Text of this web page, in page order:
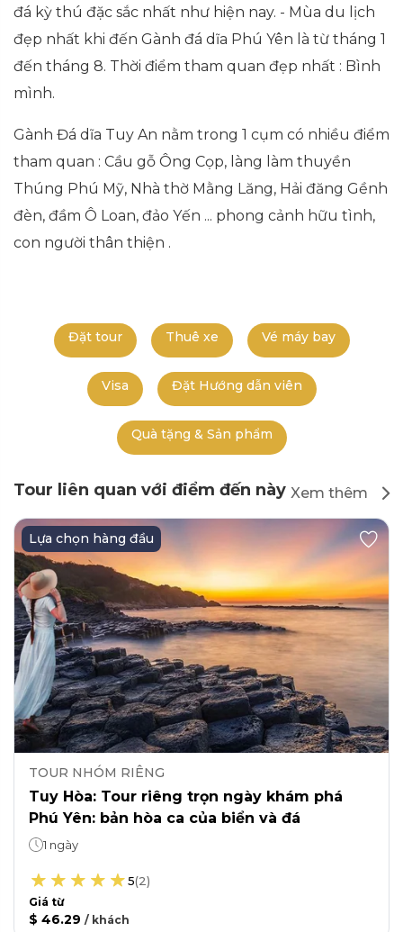
đá kỳ thú đặc sắc nhất như hiện nay. - Mùa du lịch
đẹp nhất khi đến Gành đá dĩa Phú Yên là từ tháng 1
đến tháng 8. Thời điểm tham quan đẹp nhất : Bình
mình.
Gành Đá dĩa Tuy An nằm trong 1 cụm có nhiều điểm
tham quan : Cầu gỗ Ông Cọp, làng làm thuyền
Thúng Phú Mỹ, Nhà thờ Mằng Lăng, Hải đăng Gềnh
đèn, đầm Ô Loan, đảo Yến ... phong cảnh hữu tình,
con người thân thiện .
Đặt tour Thuê xe Vé máy bay
Visa Đặt Hướng dẫn viên
Quà tặng & Sản phẩm
Tour liên quan với điểm đến này Xem thêm
Lựa chọn hàng đầu
TOUR NHÓM RIÊNG
Tuy Hòa: Tour riêng trọn ngày khám phá
Phú Yên: bản hòa ca của biển và đá
1 ngày
5(2)
Giá từ
$ 46.29 / khách